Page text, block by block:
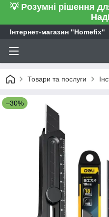
💡 Розумні рішення
Інтернет-магазин "Homefix"
Товари та послуги
–30%